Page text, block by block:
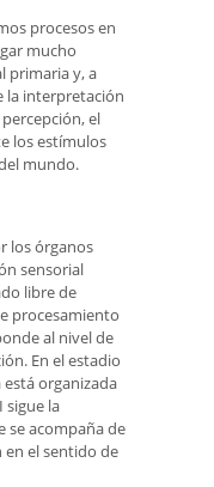
procesos en
mucho
primaria y, a
la interpretación
el
los estímulos
mundo.
los órganos
sensorial
libre de
procesamiento
al nivel de
En el estadio
organizada
sigue la
se acompaña de
en el sentido de